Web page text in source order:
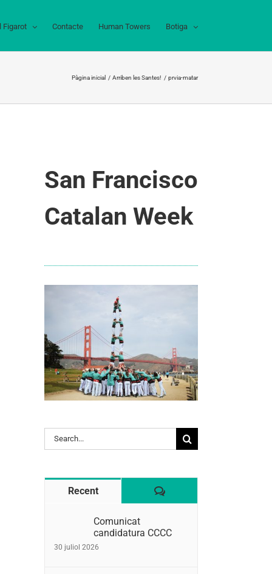
Figarot Contacte Human Towers Botiga
Pàgina inicial Arriben les Santes! prvia-matar
San Francisco
Catalan Week
Search
for:
Recent Comentaris
Comunicat
candidatura CCCC
30 juliol 2026